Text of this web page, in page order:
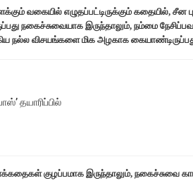
வகையில் எழுதப்பட்டிருக்கும் கதையில்,
நகைச்சுவையாக இருந்தாலும், நம்மை
நல்ல விசயங்களை மிக அழகாக
தயாரிப்பில்
குழப்பமாக இருந்தாலும், நகைச்சுவை